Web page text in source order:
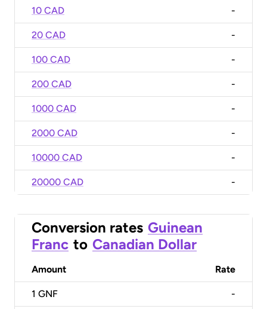
10 CAD -
20 CAD -
100 CAD -
200 CAD -
1000 CAD -
2000 CAD -
10000 CAD -
20000 CAD -
Conversion rates Guinean
Franc to Canadian Dollar
Amount Rate
1 GNF -